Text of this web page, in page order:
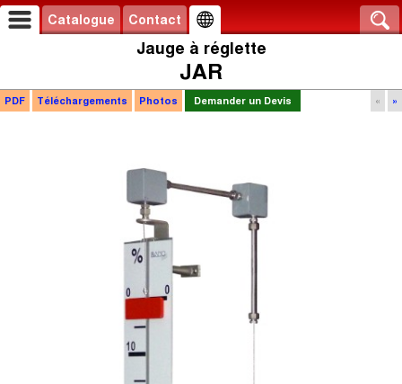
Catalogue Contact
Jauge à réglette
JAR
« »
PDF Téléchargements Photos Demander un Devis